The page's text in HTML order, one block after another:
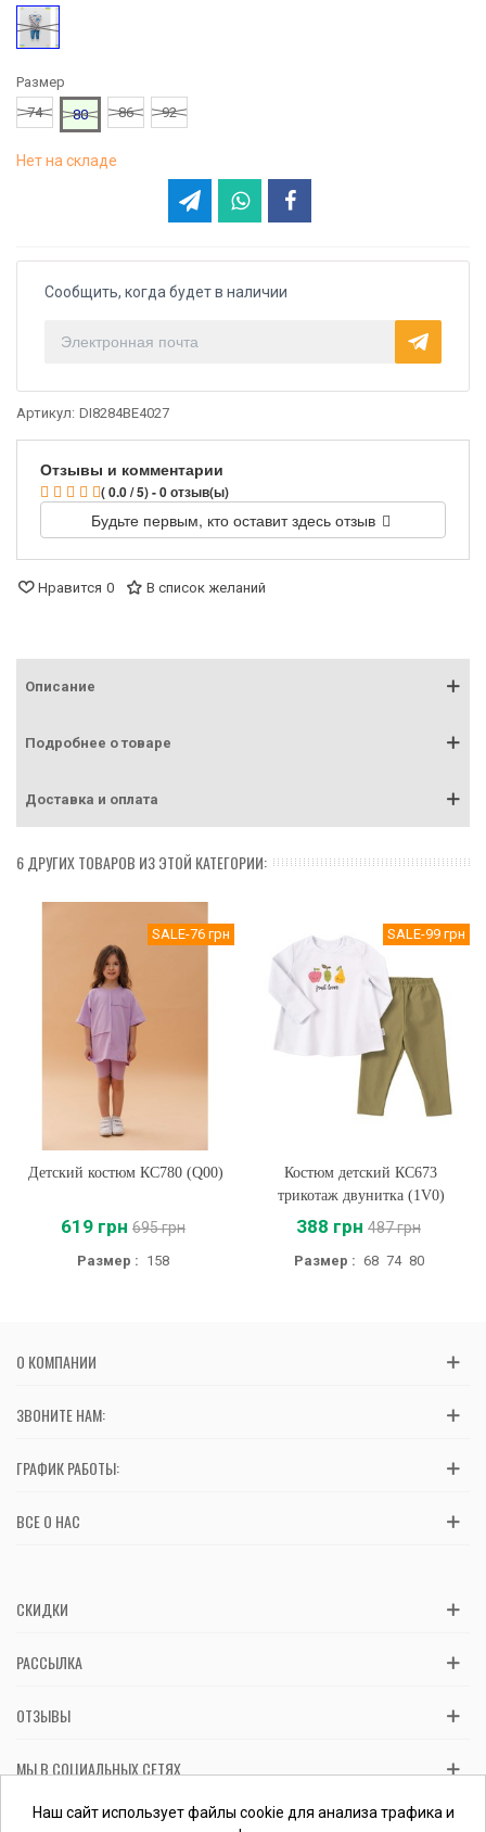
Синий
Размер
74
80 86 92
Нет на складе
Сообщить, когда будет в наличии
Артикул: DI8284BE4027
Отзывы и комментарии
( 0.0 / 5) - 0 отзыв(ы)
Будьте первым, кто оставит здесь отзыв
Нравится 0 В список желаний
Описание
Подробнее о товаре
Доставка и оплата
6 ДРУГИХ ТОВАРОВ ИЗ ЭТОЙ КАТЕГОРИИ:
SALE-76 грн
Детский костюм КС780 (Q00)
619 грн 695 грн
Размер : 158
SALE-99 грн
Костюм детский КС673
трикотаж двунитка (1V0)
388 грн 487 грн
Размер : 68 74 80
О КОМПАНИИ
ЗВОНИТЕ НАМ:
ГРАФИК РАБОТЫ:
ВСЕ О НАС
СКИДКИ
РАССЫЛКА
ОТЗЫВЫ
МЫ В СОЦИАЛЬНЫХ СЕТЯХ
Вас обслуживает ФЛП Косташ С.И., номер записи в ЕГР 2 673 000
Наш сайт использует файлы cookie для анализа трафика и